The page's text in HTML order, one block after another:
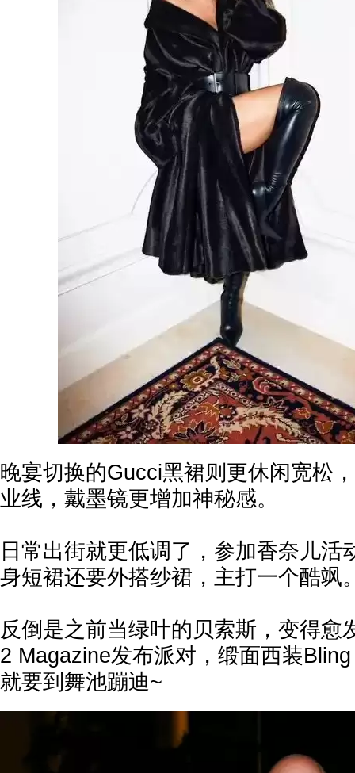
晚宴切换的Gucci黑裙则更休闲宽松
业线，戴墨镜更增加神秘感。
日常出街就更低调了，参加香奈儿活
身短裙还要外搭纱裙，主打一个酷飒
反倒是之前当绿叶的贝索斯，变得愈
2 Magazine发布派对，缎面西装
就要到舞池蹦迪~